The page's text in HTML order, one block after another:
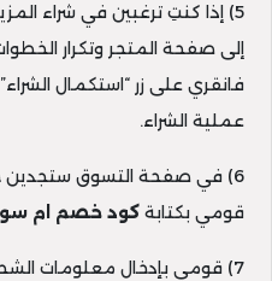
5) إذا كنتِ ترغبين في شراء
إلى صفحة المتجر وتكرار
فانقري على زر “استكمال
عملية الشراء.
6) في صفحة التسوق
قومي بكتابة كود خصم ام سو
7) قومي بإدخال معلومات